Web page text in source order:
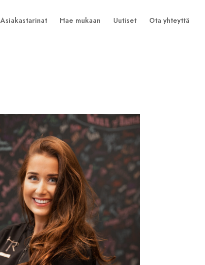
Asiakastarinat Hae mukaan Uutiset Ota yhteyttä